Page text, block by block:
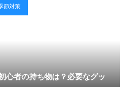
節対策
心者の持ち物は？必要なグッ